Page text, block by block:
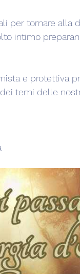
per tornare alla
intimo
e protettiva
temi delle